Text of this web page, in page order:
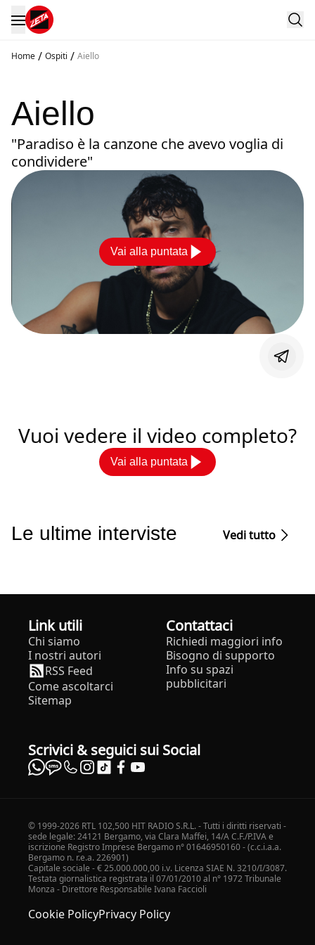
Home / Ospiti / Aiello
Aiello
"Paradiso è la canzone che avevo voglia di
condividere"
Vai alla puntata
Vuoi vedere il video completo?
Vai alla puntata
Le ultime interviste Vedi tutto
Link utili
Chi siamo
I nostri autori
RSS Feed
Come ascoltarci
Sitemap
Contattaci
Richiedi maggiori info
Bisogno di supporto
Info su spazi
pubblicitari
Scrivici & seguici sui Social
© 1999-2026 RTL 102,500 HIT RADIO S.R.L. - Tutti i diritti riservati -
sede legale: 24121 Bergamo, via Clara Maffei, 14/A C.F./P.IVA e
iscrizione Registro Imprese Bergamo n° 01646950160 - (c.c.i.a.a.
Bergamo n. r.e.a. 226901)
Capitale sociale - € 25.000.000,00 i.v. Licenza SIAE N. 3210/I/3087.
Testata giornalistica registrata il 07/01/2010 al n° 1972 Tribunale
Monza - Direttore Responsabile Ivana Faccioli
Cookie PolicyPrivacy Policy